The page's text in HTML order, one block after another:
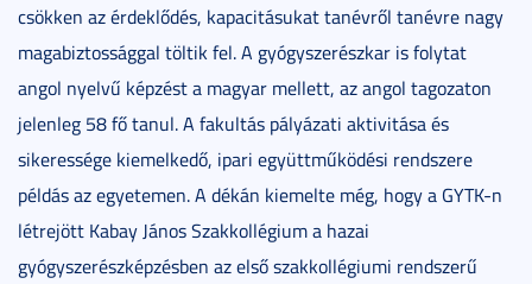
csökken az érdeklődés, kapacitásukat tanévről tanévre nagy
magabiztossággal töltik fel. A gyógyszerészkar is folytat
angol nyelvű képzést a magyar mellett, az angol tagozaton
jelenleg 58 fő tanul. A fakultás pályázati aktivitása és
sikeressége kiemelkedő, ipari együttműködési rendszere
példás az egyetemen. A dékán kiemelte még, hogy a GYTK-n
létrejött Kabay János Szakkollégium a hazai
gyógyszerészképzésben az első szakkollégiumi rendszerű